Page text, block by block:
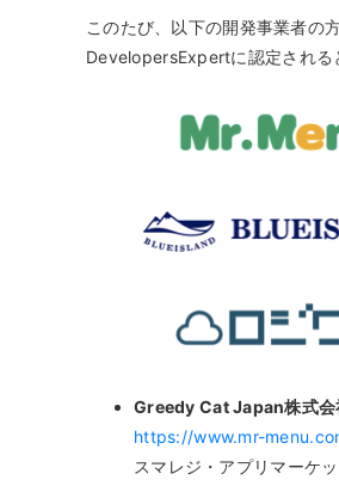
このたび、以下の開発事業者の
DevelopersExpertに認定される
Greedy Cat Japan株式会
https://www.mr-
スマレジ・アプリマーケ